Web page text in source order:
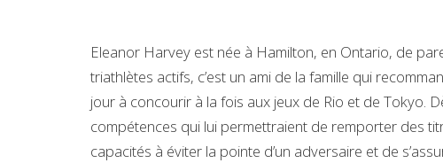
Eleanor Harvey est née à Hamilton, en Ontario, de
triathlètes actifs, c’est un ami de la famille qui
jour à concourir à la fois aux jeux de Rio et de Tokyo.
compétences qui lui permettraient de remporter des
capacités à éviter la pointe d’un adversaire et de